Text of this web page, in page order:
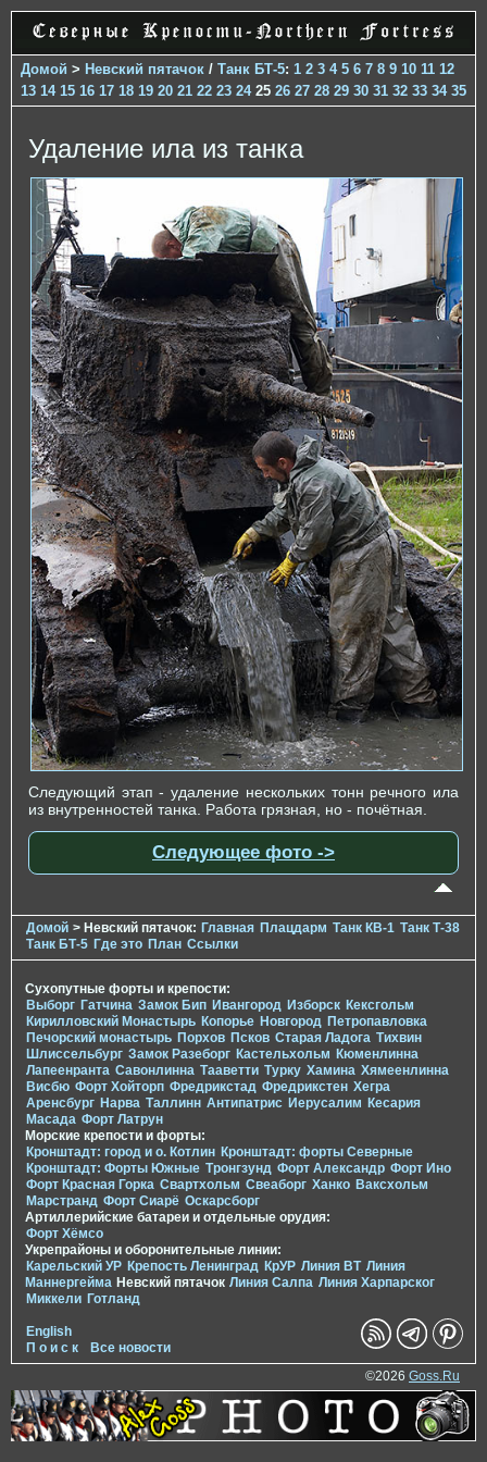
Домой > Невский пятачок / Танк БТ-5: 1 2 3 4 5 6 7 8 9 10 11 12
13 14 15 16 17 18 19 20 21 22 23 2425 26 27 28 29 30 31 32 33 34 35
Удаление ила из танка
Следующий этап - удаление нескольких тонн речного ила
из внутренностей танка. Работа грязная, но - почётная.
Следующее фото ->
Домой > Невский пятачок: Главная Плацдарм Танк КВ-1 Танк Т-38
Танк БТ-5 Где это План Ссылки
Сухопутные форты и крепости:
Выборг Гатчина Замок Бип Ивангород Изборск Кексгольм
Кирилловский Монастырь Копорье Новгород Петропавловка
Печорcкий монастырь Порхов Псков Старая Ладога Тихвин
Шлиссельбург Замок Разеборг Кастельхольм Кюменлинна
Лапеенранта Савонлинна Тааветти Турку Хамина Хямеенлинна
Висбю Форт Хойторп Фредрикстад Фредрикстен Хегра
Аренсбург Нарва Таллинн Антипатрис Иерусалим Кесария
Масада Форт Латрун
Морские крепости и форты:
Кронштадт: город и о. Котлин Кронштадт: форты Северные
Кронштадт: Форты Южные Тронгзунд Форт Александр Форт Ино
Форт Красная Горка Свартхольм Свеаборг Ханко Ваксхольм
Марстранд Форт Сиарё Оскарсборг
Артиллерийские батареи и отдельные орудия:
Форт Хёмсо
Укрепрайоны и оборонительные линии:
Карельский УР Крепость Ленинград КрУР Линия ВТ Линия
Маннергейма Невский пятачок Линия Салпа Линия Харпарског
Миккели Готланд
English
П о и с к
Все новости
©2026 Goss.Ru